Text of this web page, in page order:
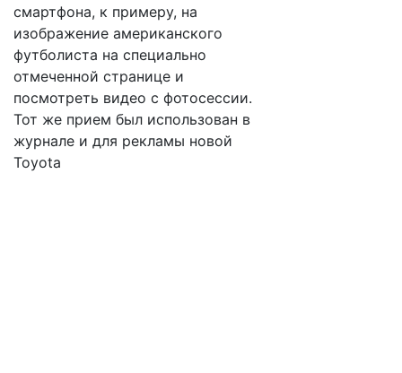
смартфона, к примеру, на
изображение американского
футболиста на специально
отмеченной странице и
посмотреть видео с фотосессии.
Тот же прием был использован в
журнале и для рекламы новой
Toyota